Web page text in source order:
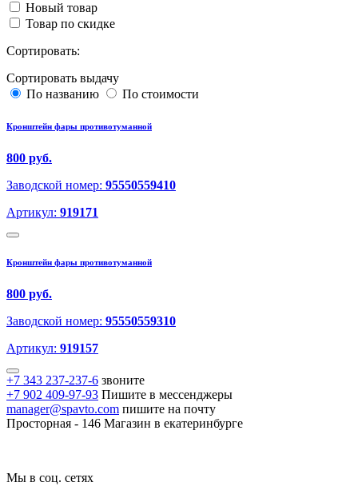
Новый товар
Товар по скидке
Сортировать:
Сортировать выдачу
По названию
По стоимости
Кронштейн фары противотуманной
800 руб.
Заводской номер: 95550559410
Артикул: 919171
Кронштейн фары противотуманной
800 руб.
Заводской номер: 95550559310
Артикул: 919157
+7 343 237-237-6 звоните
+7 902 409-97-93 Пишите в мессенджеры
manager@spavto.com пишите на почту
Просторная - 146 Магазин в екатеринбурге
Мы в соц. сетях